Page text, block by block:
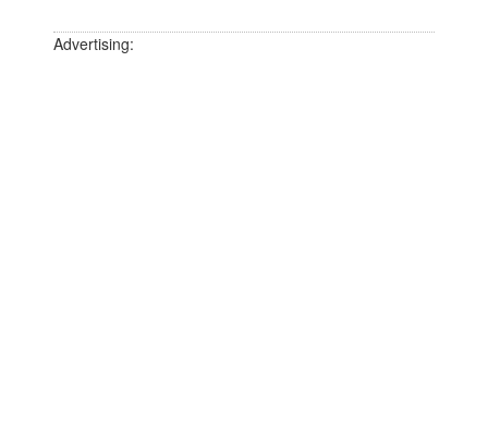
Advertising: